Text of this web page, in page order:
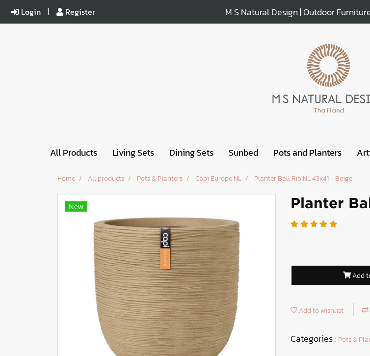
Login Register M S Natural Design | Outdoor
All Products Living Sets Dining Sets Sunbed Pots and Planters
Home All products Pots & Planters Capi Europe NL Planter Ball Rib NL 43x41 - Beige
New Planter
Add
Add to wishlist
Categories : Pots &